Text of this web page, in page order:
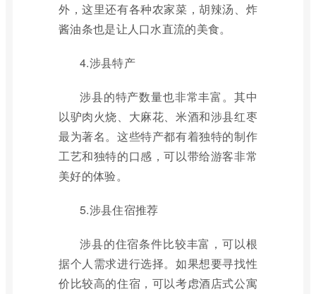
外，这里还有各种农家菜，胡辣汤、炸
酱油条也是让人口水直流的美食。
4.涉县特产
涉县的特产数量也非常丰富。其中
以驴肉火烧、大麻花、米酒和涉县红枣
最为著名。这些特产都有着独特的制作
工艺和独特的口感，可以带给游客非常
美好的体验。
5.涉县住宿推荐
涉县的住宿条件比较丰富，可以根
据个人需求进行选择。如果想要寻找性
价比较高的住宿，可以考虑酒店式公寓